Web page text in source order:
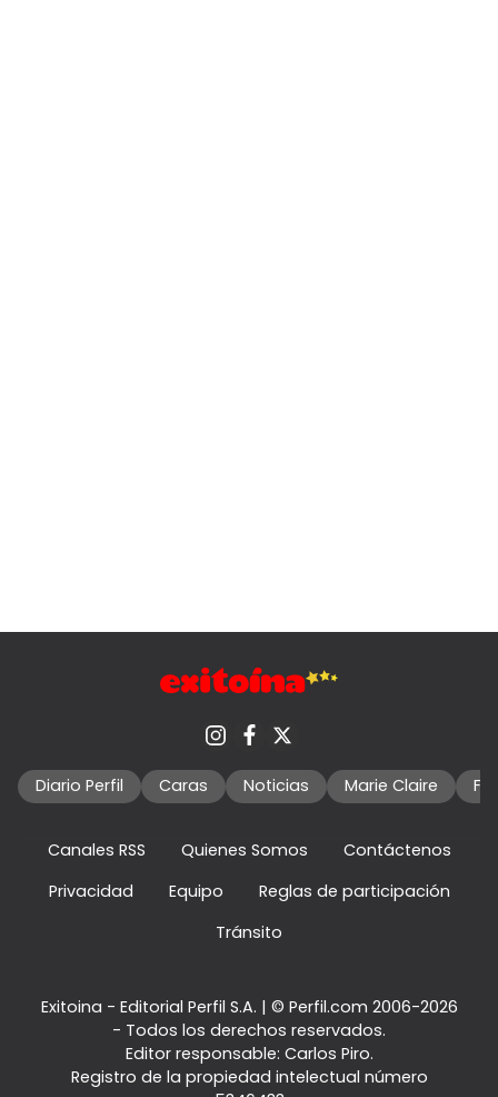
Diario Perfil Caras Noticias Marie Claire
Canales RSS Quienes Somos
Contáctenos
Privacidad
Equipo
Reglas de participación
Tránsito
Exitoina - Editorial Perfil S.A. | © Perfil.com 2006-2026
- Todos los derechos reservados.
Editor responsable: Carlos Piro.
Registro de la propiedad intelectual número